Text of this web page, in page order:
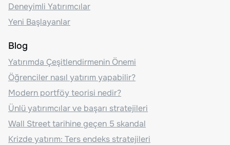
Deneyimli Yatırımcılar
Yeni Başlayanlar
Blog
Yatırımda Çeşitlendirmenin Önemi
Öğrenciler nasıl yatırım yapabilir?
Modern portföy teorisi nedir?
Ünlü yatırımcılar ve başarı stratejileri
Wall Street tarihine geçen 5 skandal
Krizde yatırım: Ters endeks stratejileri